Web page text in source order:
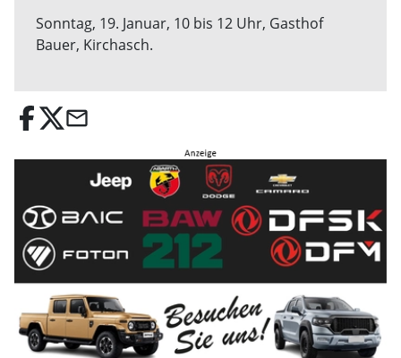
Sonntag, 19. Januar, 10 bis 12 Uhr, Gasthof
Bauer, Kirchasch.
email